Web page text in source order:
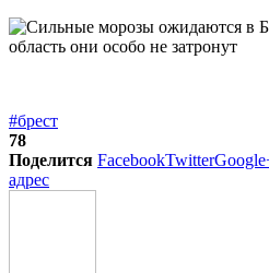
#брест
78
Поделится FacebookTwitter
адрес